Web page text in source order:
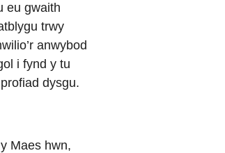
eu gwaith
trwy
anwybod
i fynd y tu
dysgu.
Maes hwn,